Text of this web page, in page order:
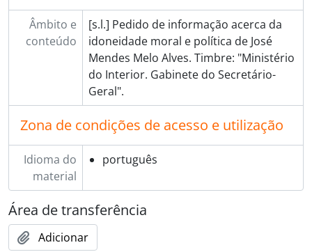
Âmbito e
conteúdo
[s.l.] Pedido de informação acerca da
idoneidade moral e política de José
Mendes Melo Alves. Timbre: "Ministério
do Interior. Gabinete do Secretário-
Geral".
Zona de condições de acesso e utilização
Idioma do
material
português
Área de transferência
Adicionar